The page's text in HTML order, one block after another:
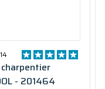
- 201464